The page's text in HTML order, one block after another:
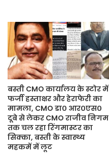
बस्ती CMO कार्यालय के स्टोर में
फर्जी हस्ताक्षर और हेराफेरी का
मामला, CMO डा० आर०एस०
दूबे से लेकर CMO राजीव निगम
तक चल रहा रिंगमास्टर का
सिक्का, बस्ती के स्वास्थ्य
महकमें में लूट